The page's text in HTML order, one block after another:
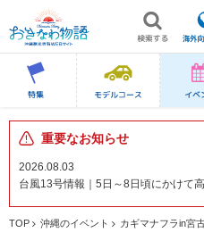
重要なお知らせ
2026.08.03
台風13号情報｜5日～8日頃にかけて
TOP 沖縄のイベント カギマナフラin宮